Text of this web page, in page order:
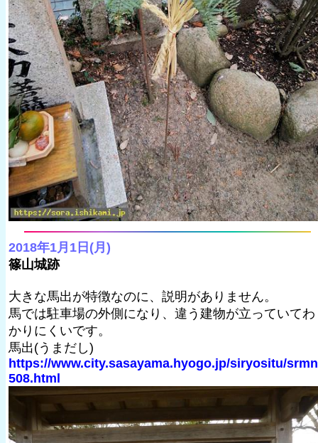
2018年1月1日(月)
篠山城跡
大きな馬出が特徴なのに、説明がありません。
馬では駐車場の外側になり、違う建物が立っていてわ
かりにくいです。
馬出(うまだし)
https://www.city.sasayama.hyogo.jp/siryositu/
508.html